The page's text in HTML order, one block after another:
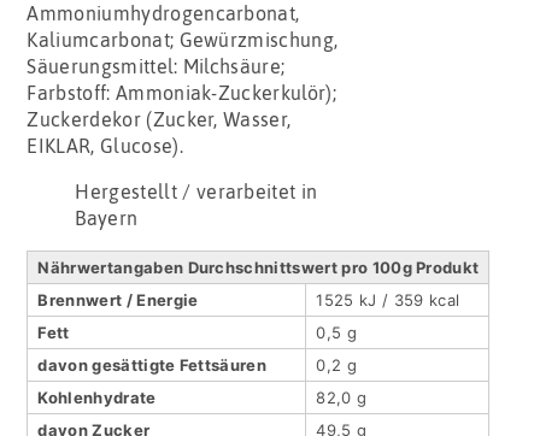
Ammoniumhydrogencarbonat,
Kaliumcarbonat; Gewürzmischung,
Säuerungsmittel: Milchsäure;
Farbstoff: Ammoniak-Zuckerkulör);
Zuckerdekor (Zucker, Wasser,
EIKLAR, Glucose).
Hergestellt / verarbeitet in
Bayern
Nährwertangaben Durchschnittswert pro 100g Produkt
Brennwert / Energie
1525 kJ / 359 kcal
Fett
0,5 g
davon gesättigte Fettsäuren
0,2 g
Kohlenhydrate
82,0 g
davon Zucker
49,5 g